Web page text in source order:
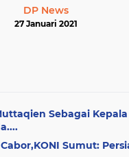
DP News
27 Januari 2021
Sebagai
Sumut: